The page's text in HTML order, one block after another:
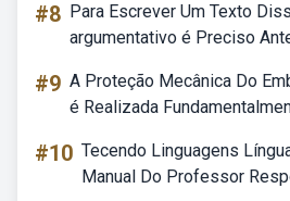
#8 Para Escrever Um Texto
argumentativo é Preciso
#9 A Proteção Mecânica Do
é Realizada
#10 Tecendo Linguagens
Manual Do Professor